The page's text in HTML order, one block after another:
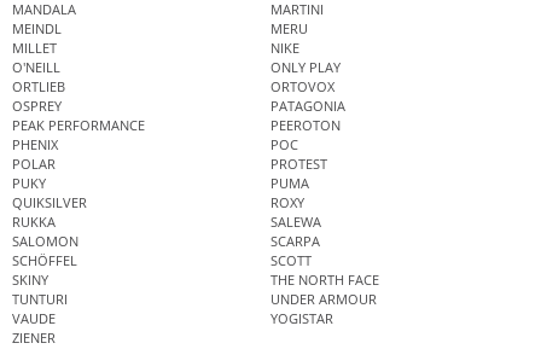
MANDALA
MARTINI
MEINDL
MERU
MILLET
NIKE
O'NEILL
ONLY PLAY
ORTLIEB
ORTOVOX
OSPREY
PATAGONIA
PEAK PERFORMANCE
PEEROTON
PHENIX
POC
POLAR
PROTEST
PUKY
PUMA
QUIKSILVER
ROXY
RUKKA
SALEWA
SALOMON
SCARPA
SCHÖFFEL
SCOTT
SKINY
THE NORTH FACE
TUNTURI
UNDER ARMOUR
VAUDE
YOGISTAR
ZIENER